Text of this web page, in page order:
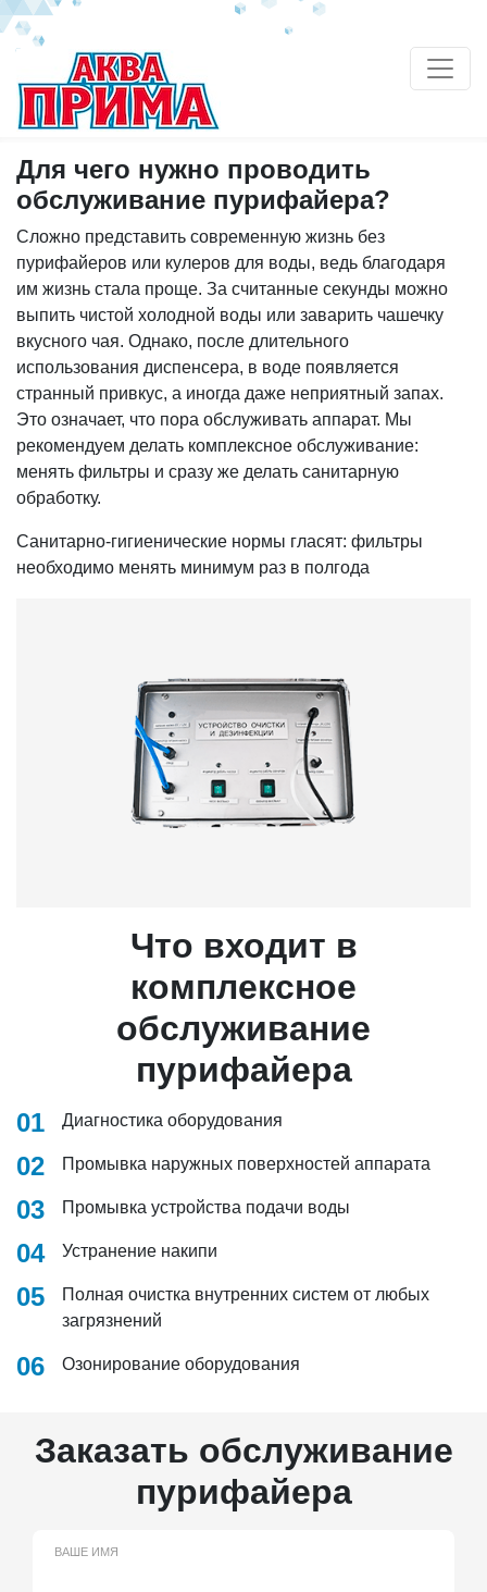
Для чего нужно проводить
обслуживание пурифайера?
Сложно представить современную жизнь без
пурифайеров или кулеров для воды, ведь благодаря
им жизнь стала проще. За считанные секунды можно
выпить чистой холодной воды или заварить чашечку
вкусного чая. Однако, после длительного
использования диспенсера, в воде появляется
странный привкус, а иногда даже неприятный запах.
Это означает, что пора обслуживать аппарат. Мы
рекомендуем делать комплексное обслуживание:
менять фильтры и сразу же делать санитарную
обработку.
Санитарно-гигиенические нормы гласят: фильтры
необходимо менять минимум раз в полгода
Что входит в
комплексное
обслуживание
пурифайера
01 Диагностика оборудования
02 Промывка наружных поверхностей аппарата
03 Промывка устройства подачи воды
04 Устранение накипи
05
Полная очистка внутренних систем от любых
загрязнений
06 Озонирование оборудования
Заказать обслуживание
пурифайера
ВАШЕ ИМЯ